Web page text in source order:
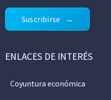
Suscribirse
ENLACES DE INTERÉS
Coyuntura económica